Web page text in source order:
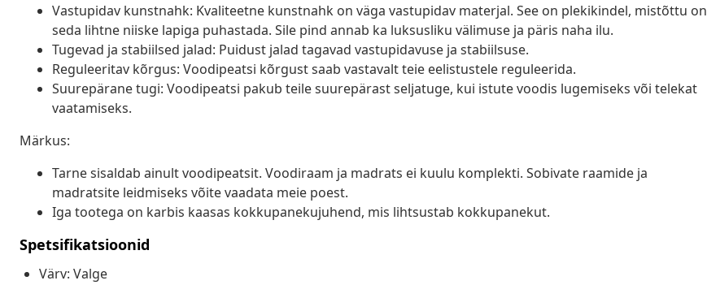
Vastupidav kunstnahk: Kvaliteetne kunstnahk on väga vastupidav materjal. See on plekikindel, mistõttu on
seda lihtne niiske lapiga puhastada. Sile pind annab ka luksusliku välimuse ja päris naha ilu.
Tugevad ja stabiilsed jalad: Puidust jalad tagavad vastupidavuse ja stabiilsuse.
Reguleeritav kõrgus: Voodipeatsi kõrgust saab vastavalt teie eelistustele reguleerida.
Suurepärane tugi: Voodipeatsi pakub teile suurepärast seljatuge, kui istute voodis lugemiseks või telekat
vaatamiseks.
Märkus:
Tarne sisaldab ainult voodipeatsit. Voodiraam ja madrats ei kuulu komplekti. Sobivate raamide ja
madratsite leidmiseks võite vaadata meie poest.
Iga tootega on karbis kaasas kokkupanekujuhend, mis lihtsustab kokkupanekut.
Spetsifikatsioonid
Värv: Valge